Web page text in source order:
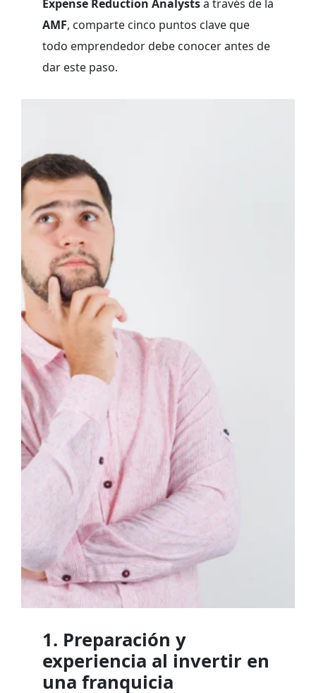
Expense Reduction Analystsa través de la
AMF, comparte cinco puntos clave que
todo emprendedor debe conocer antes de
dar este paso.
1. Preparación y
experiencia al invertir en
una franquicia